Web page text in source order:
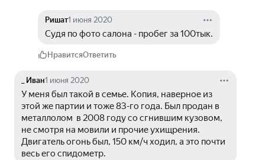
Ришат1 июня 2020
Судя по фото салона - пробег за 100тык.
НравитсяОтветить
_ Иван1 июня 2020
У меня был такой в семье. Копия, наверное из
этой же партии и тоже 83-го года. Был продан в
металлолом  в 2008 году со сгнившим кузовом,
не смотря на мовили и прочие ухищрения.
Двигатель огонь был, 150 км/ч ходил, а это почти
весь его спидометр.